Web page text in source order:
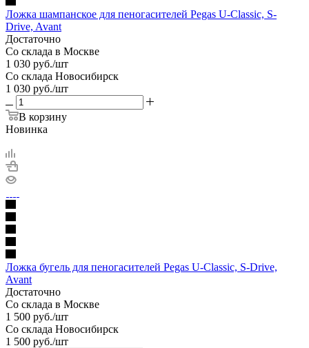
Ложка шампанское для пеногасителей Pegas U-Classic, S-
Drive, Avant
Достаточно
Со склада в Москве
1 030 руб./шт
Со склада Новосибирск
1 030 руб./шт
В корзину
Новинка
Ложка бугель для пеногасителей Pegas U-Classic, S-Drive,
Avant
Достаточно
Со склада в Москве
1 500 руб./шт
Со склада Новосибирск
1 500 руб./шт